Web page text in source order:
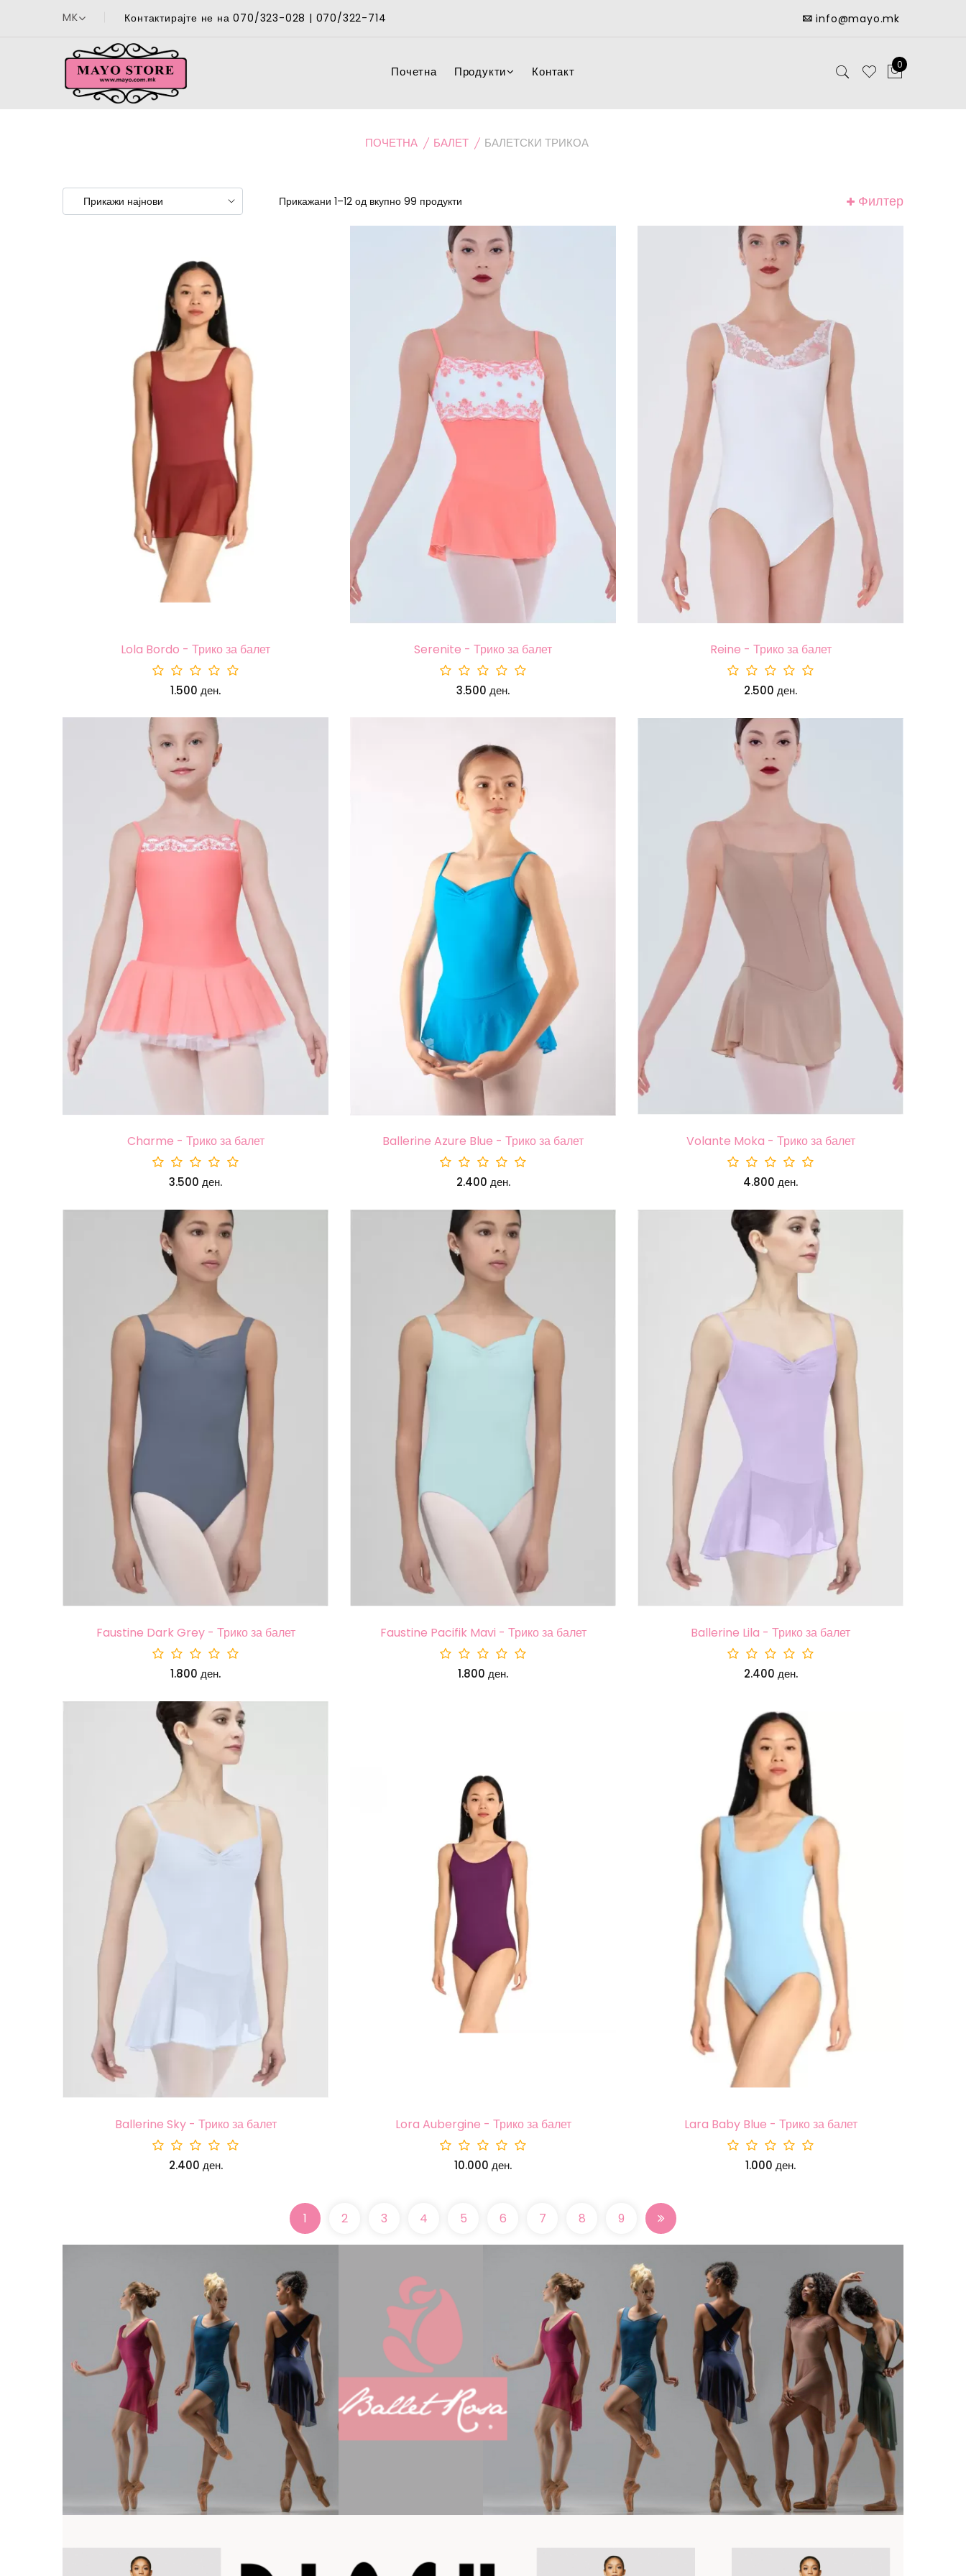
MK Контактирајте не на 070/323-028 | 070/322-714 info@mayo.mk
Почетна Продукти Контакт 0
ПОЧЕТНА БАЛЕТ БАЛЕТСКИ ТРИКОА
Прикажани 1–12 од вкупно 99 продукти Филтер
Lola Bordo - Трико за балет
1.500 ден.
Serenite - Трико за балет
3.500 ден.
Reine - Трико за балет
2.500 ден.
Charme - Трико за балет
3.500 ден.
Ballerine Azure Blue - Трико за балет
2.400 ден.
Volante Moka - Трико за балет
4.800 ден.
Faustine Dark Grey - Трико за балет
1.800 ден.
Faustine Pacifik Mavi - Трико за балет
1.800 ден.
Ballerine Lila - Трико за балет
2.400 ден.
Ballerine Sky - Трико за балет
2.400 ден.
Lora Aubergine - Трико за балет
10.000 ден.
Lara Baby Blue - Трико за балет
1.000 ден.
1 2 3 4 5 6 7 8 9